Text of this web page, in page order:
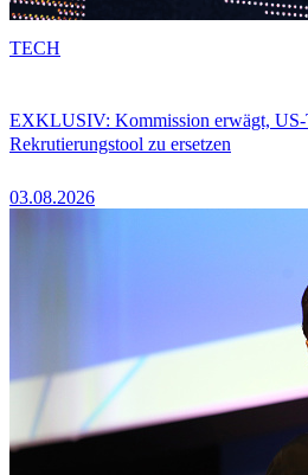
EXKLUSIV: Kommission erwägt, US-
Rekrutierungstool zu ersetzen
03.08.2026
TECH